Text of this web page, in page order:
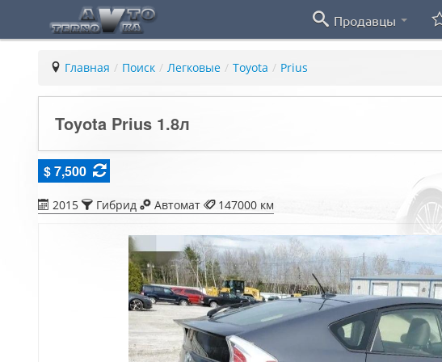
Продавцы
Главная / Поиск / Легковые / Toyota / Prius
Toyota Prius 1.8л
$ 7,500
2015 Гибрид Автомат 147000 км